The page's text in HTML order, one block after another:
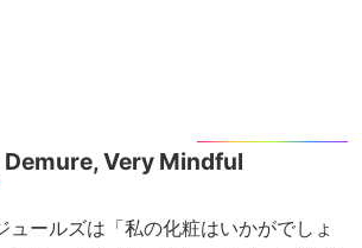
Demure, Very Mindful
ールズは「私の化粧はいかがでしょ